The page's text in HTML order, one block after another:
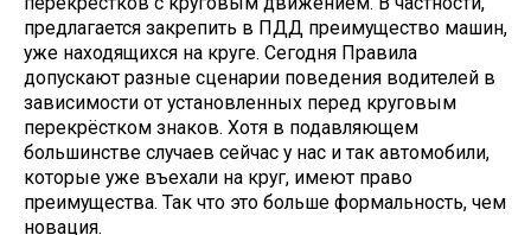
предлагается закрепить в ПДД преимущество машин,
уже находящихся на круге. Сегодня Правила
допускают разные сценарии поведения водителей в
зависимости от установленных перед круговым
перекрёстком знаков. Хотя в подавляющем
большинстве случаев сейчас у нас и так автомобили,
которые уже въехали на круг, имеют право
преимущества. Так что это больше формальность, чем
новация.